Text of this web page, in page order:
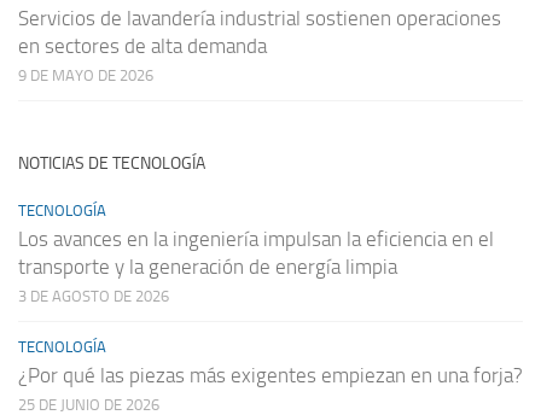
Servicios de lavandería industrial sostienen operaciones
en sectores de alta demanda
9 DE MAYO DE 2026
NOTICIAS DE TECNOLOGÍA
TECNOLOGÍA
Los avances en la ingeniería impulsan la eficiencia en el
transporte y la generación de energía limpia
3 DE AGOSTO DE 2026
TECNOLOGÍA
¿Por qué las piezas más exigentes empiezan en una forja?
25 DE JUNIO DE 2026